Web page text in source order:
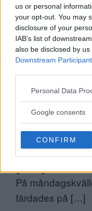
us or personal
your opt-out. You may
disclosure of your
IAB’s list of
also be disclosed by
Downstream
Please note that this
not limited to your visit
use your data for
consent section.
Personal Data
Google consents
CONFIRM
Alice, 17,
musikal –
Alice Stenberg
Bilist körde
På
färdades på […]